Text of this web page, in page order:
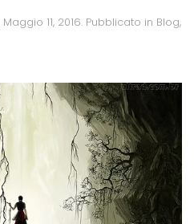
Maggio 11, 2016. Pubblicato in Blog,